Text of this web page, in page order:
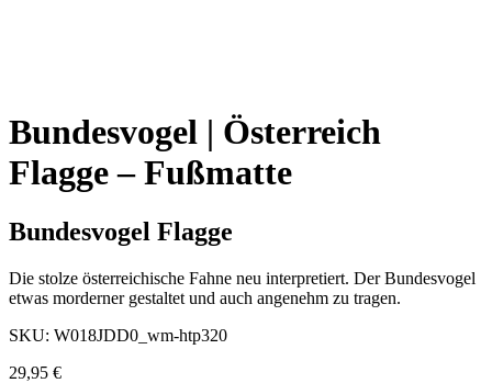
Bundesvogel | Österreich
Flagge – Fußmatte
Bundesvogel Flagge
Die stolze österreichische Fahne neu interpretiert. Der Bundesvogel
etwas morderner gestaltet und auch angenehm zu tragen.
SKU: W018JDD0_wm-htp320
29,95 €